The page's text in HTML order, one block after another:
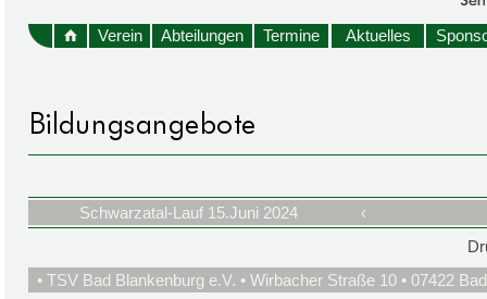
Verein Abteilungen Termine Aktuelles
Schwarzatal-Lauf 15.Juni 2024
‹
• TSV Bad Blankenburg e.V. • Wirbacher Straße 10 • 07422